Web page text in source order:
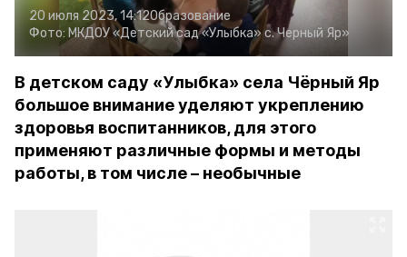
20 июля 2023, 14:12Образование
Фото: МКДОУ «Детский сад «Улыбка» с. Черный Яр»
В детском саду «Улыбка» села Чёрный Яр
большое внимание уделяют укреплению
здоровья воспитанников, для этого
применяют различные формы и методы
работы, в том числе – необычные